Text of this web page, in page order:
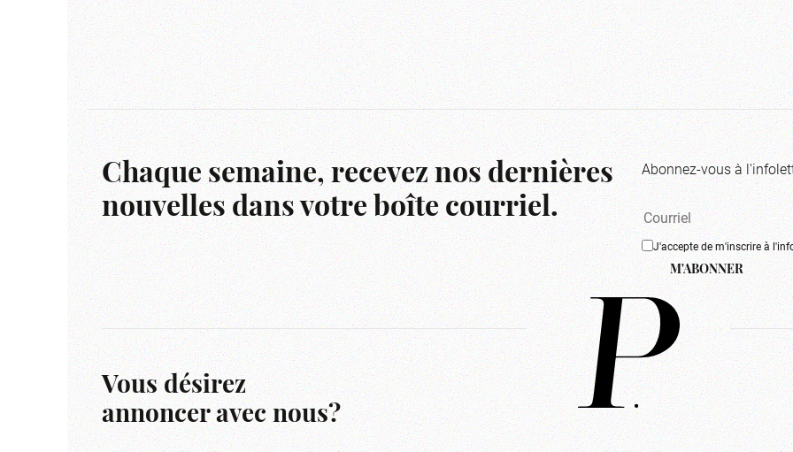
Chaque semaine, recevez nos dernières
nouvelles dans votre boîte courriel.
Abonnez-vous à
J'accepte de m'inscrire à
M'ABONNER
Vous désirez
annoncer avec nous?